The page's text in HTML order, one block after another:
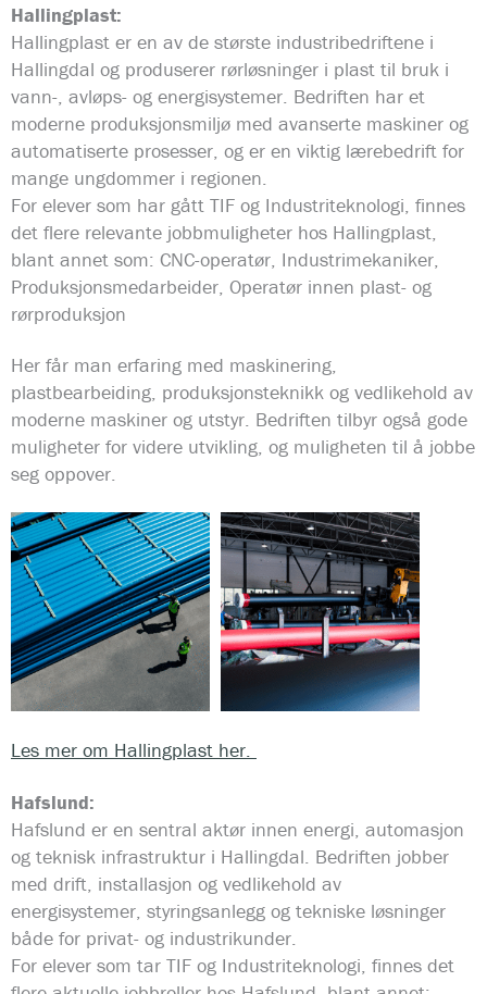
Hallingplast:
Hallingplast er en av de største industribedriftene i
Hallingdal og produserer rørløsninger i plast til bruk i
vann-, avløps- og energisystemer. Bedriften har et
moderne produksjonsmiljø med avanserte maskiner og
automatiserte prosesser, og er en viktig lærebedrift for
mange ungdommer i regionen.
For elever som har gått TIF og Industriteknologi, finnes
det flere relevante jobbmuligheter hos Hallingplast,
blant annet som: CNC-operatør, Industrimekaniker,
Produksjonsmedarbeider, Operatør innen plast- og
rørproduksjon
Her får man erfaring med maskinering,
plastbearbeiding, produksjonsteknikk og vedlikehold av
moderne maskiner og utstyr. Bedriften tilbyr også gode
muligheter for videre utvikling, og muligheten til å jobbe
seg oppover.
Les mer om Hallingplast her.
Hafslund:
Hafslund er en sentral aktør innen energi, automasjon
og teknisk infrastruktur i Hallingdal. Bedriften jobber
med drift, installasjon og vedlikehold av
energisystemer, styringsanlegg og tekniske løsninger
både for privat- og industrikunder.
For elever som tar TIF og Industriteknologi, finnes det